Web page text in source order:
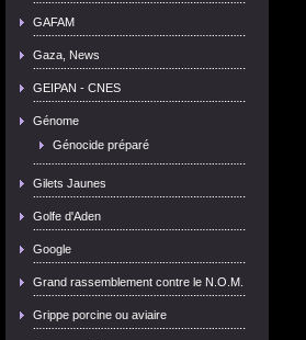
GAFAM
Gaza, News
GEIPAN - CNES
Génome
Génocide préparé
Gilets Jaunes
Golfe d'Aden
Google
Grand rassemblement contre le N.O.M.
Grippe porcine ou aviaire